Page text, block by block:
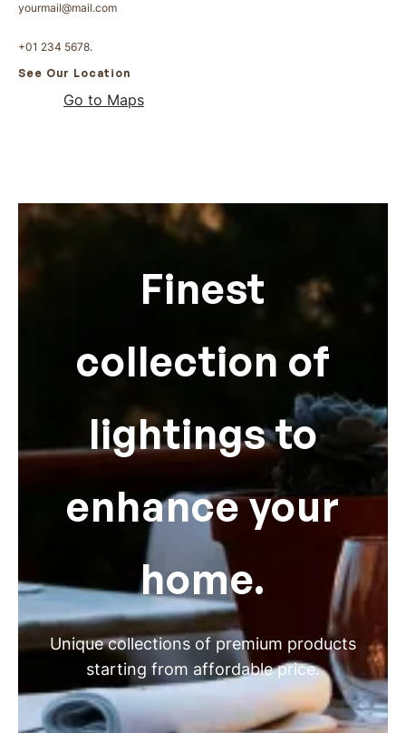
yourmail@mail.com
+01 234 5678.
See Our Location
Go to Maps
Finest
collection of
lightings to
enhance your
home.
Unique collections of premium products
starting from affordable price.